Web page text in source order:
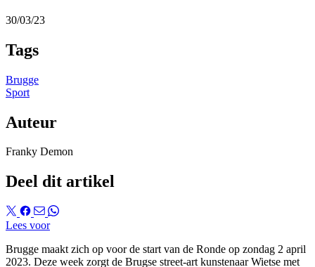
30/03/23
Tags
Brugge
Sport
Auteur
Franky Demon
Deel dit artikel
Lees voor
Brugge maakt zich op voor de start van de Ronde op zondag 2 april
2023. Deze week zorgt de Brugse street-art kunstenaar Wietse met